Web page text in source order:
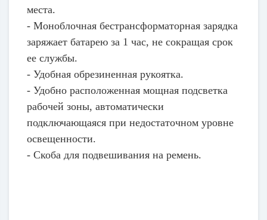
места.
- Моноблочная бестрансформаторная зарядка
заряжает батарею за 1 час, не сокращая срок
ее службы.
- Удобная обрезиненная рукоятка.
- Удобно расположенная мощная подсветка
рабочей зоны, автоматически
подключающаяся при недостаточном уровне
освещенности.
- Скоба для подвешивания на ремень.